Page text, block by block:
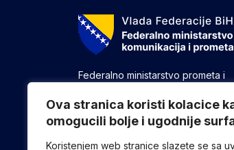
Ova stranica koristi kolacice
omogucili bolje i ugodnije
Koristenjem web stranice slazete se sa
Federalno ministarstvo prometa i
druge poslove utvrđene
se odnose na ostvarivanje
Federacije u oblasti prometa i
komunikacija.